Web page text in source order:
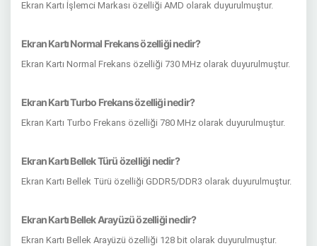
Ekran Kartı İşlemci Markası özelliği AMD olarak duyurulmuştur.
Ekran Kartı Normal Frekans özelliği nedir?
Ekran Kartı Normal Frekans özelliği 730 MHz olarak duyurulmuştur.
Ekran Kartı Turbo Frekans özelliği nedir?
Ekran Kartı Turbo Frekans özelliği 780 MHz olarak duyurulmuştur.
Ekran Kartı Bellek Türü özelliği nedir?
Ekran Kartı Bellek Türü özelliği GDDR5/DDR3 olarak duyurulmuştur.
Ekran Kartı Bellek Arayüzü özelliği nedir?
Ekran Kartı Bellek Arayüzü özelliği 128 bit olarak duyurulmuştur.